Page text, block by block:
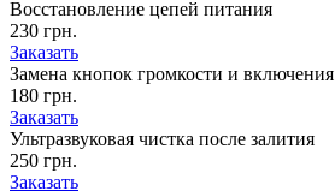
Восстановление цепей питания
230 грн.
Заказать
Замена кнопок громкости и включения
180 грн.
Заказать
Ультразвуковая чистка после залития
250 грн.
Заказать